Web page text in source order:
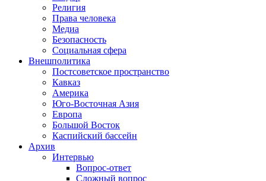
Религия
Права человека
Медиа
Безопасность
Социальная сфера
Внешполитика
Постсоветское пространство
Кавказ
Америка
Юго-Восточная Азия
Европа
Большой Восток
Каспийский бассейн
Архив
Интервью
Вопрос-ответ
Сложный вопрос